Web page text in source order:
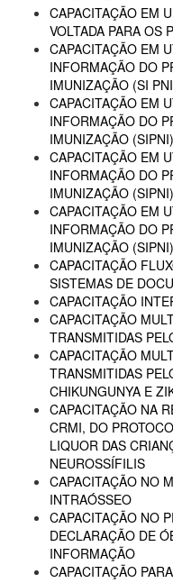
CAPACITAÇÃO EM
VOLTADA PARA OS
CAPACITAÇÃO EM
INFORMAÇÃO DO
IMUNIZAÇÃO (SI
CAPACITAÇÃO EM
INFORMAÇÃO DO
IMUNIZAÇÃO
CAPACITAÇÃO EM
INFORMAÇÃO DO
IMUNIZAÇÃO
CAPACITAÇÃO EM
INFORMAÇÃO DO
IMUNIZAÇÃO
CAPACITAÇÃO
SISTEMAS DE
CAPACITAÇÃO
CAPACITAÇÃO
TRANSMITIDAS
CAPACITAÇÃO
TRANSMITIDAS
CHIKUNGUNYA E
CAPACITAÇÃO NA
CRMI, DO
LIQUOR DAS
NEUROSSÍFILIS
CAPACITAÇÃO NO
INTRAÓSSEO
CAPACITAÇÃO NO
DECLARAÇÃO DE
INFORMAÇÃO
CAPACITAÇÃO